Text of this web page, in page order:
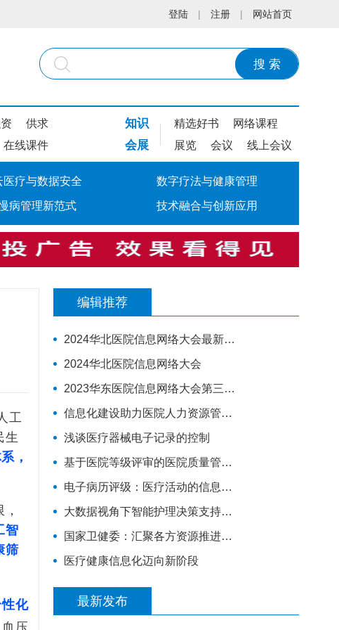
登陆 | 注册 | 网站首页
搜 索
供求
在线课件
知识 精选好书 网络课程
会展 展览 会议 线上会议
医疗与数据安全 数字疗法与健康管理
病管理新范式 技术融合与创新应用
工
生
，
智
筛
化
压
编辑推荐
2024华北医院信息网络大会最新演讲嘉宾
2024华北医院信息网络大会
2023华东医院信息网络大会第三轮通知
信息化建设助力医院人力资源管理升级
浅谈医疗器械电子记录的控制
基于医院等级评审的医院质量管理体系建设
电子病历评级：​医疗活动的信息化建设分“三步走”
大数据视角下智能护理决策支持系统数据平台构建研究
国家卫健委：汇聚各方资源推进互联网医疗监管，将建全国统一的电子健康档案
医疗健康信息化迈向新阶段
最新发布